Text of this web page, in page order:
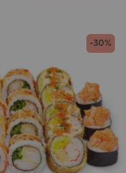
-30%